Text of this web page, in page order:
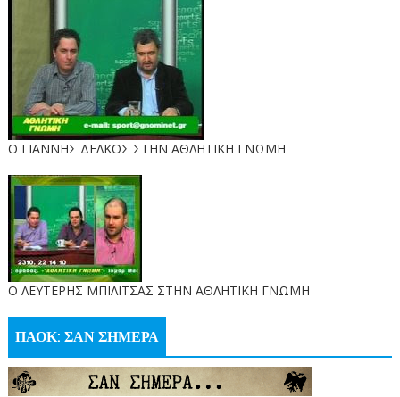
Ο ΓΙΑΝΝΗΣ ΔΕΛΚΟΣ ΣΤΗΝ ΑΘΛΗΤΙΚΗ ΓΝΩΜΗ
O ΛΕΥΤΕΡΗΣ ΜΠΙΛΙΤΣΑΣ ΣΤΗΝ ΑΘΛΗΤΙΚΗ ΓΝΩΜΗ
ΠΑΟΚ: ΣΑΝ ΣΗΜΕΡΑ